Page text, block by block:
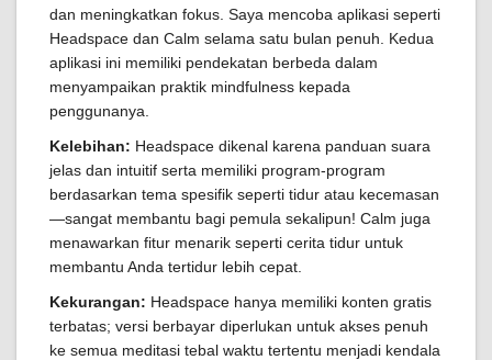
dan meningkatkan fokus. Saya mencoba aplikasi seperti
Headspace dan Calm selama satu bulan penuh. Kedua
aplikasi ini memiliki pendekatan berbeda dalam
menyampaikan praktik mindfulness kepada
penggunanya.
Kelebihan: Headspace dikenal karena panduan suara
jelas dan intuitif serta memiliki program-program
berdasarkan tema spesifik seperti tidur atau kecemasan
—sangat membantu bagi pemula sekalipun! Calm juga
menawarkan fitur menarik seperti cerita tidur untuk
membantu Anda tertidur lebih cepat.
Kekurangan: Headspace hanya memiliki konten gratis
terbatas; versi berbayar diperlukan untuk akses penuh
ke semua meditasi tebal waktu tertentu menjadi kendala